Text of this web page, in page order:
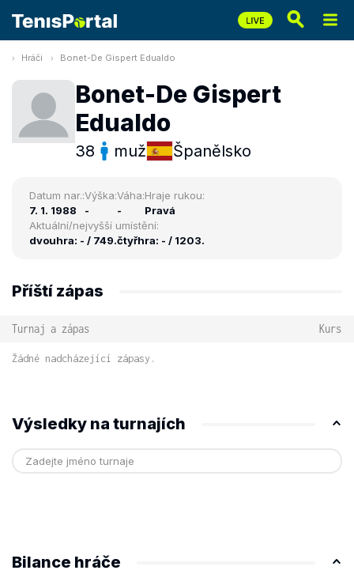
Hráči Bonet-De Gispert Edualdo
Bonet-De Gispert
Edualdo
38 muž Španělsko
Datum nar.:
7. 1. 1988
Výška:
-
Váha:
-
Hraje rukou:
Pravá
Aktuální/nejvyšší umístění:
dvouhra: - / 749.čtyřhra: - / 1203.
Příští zápas
Turnaj a zápas Kurs
Žádné nadcházející zápasy.
Výsledky na turnajích
Bilance hráče